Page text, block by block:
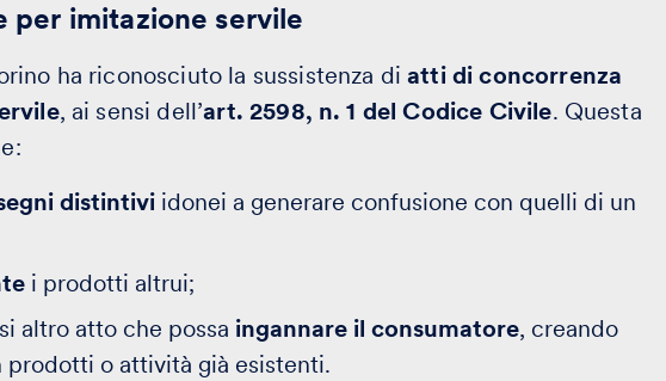
per imitazione servile
ha riconosciuto la sussistenza diatti di concorrenza
, ai sensi dell’art. 2598, n. 1 del Codice Civile. Questa
distintivi idonei a generare confusione con quelli di un
i prodotti altrui;
altro atto che possa ingannare il consumatore, creando
prodotti o attività già esistenti.